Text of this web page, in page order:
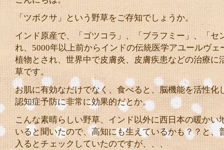
「ツボクサ」という野草をご存知でしょうか。
インド原産で、「ゴツコラ」、「ブラフミー」、「セ
れ、5000年以上前からインドの伝統医学アユールヴェ
植物とされ、世界中で皮膚炎、皮膚疾患などの治療に
草です。
お肌に有効なだけでなく、食べると、脳機能を活性化
認知症予防に非常に効果的だとか。
こんな素晴らしい野草、インド以外に西日本の暖かい
いると聞いたので、高知にも生えているかも？？と、
入るとチェックしていたのですが、、、